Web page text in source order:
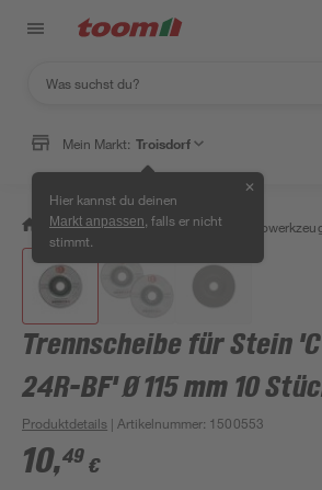
Mein Markt: Troisdorf
Hier kannst du deinen
Markt anpassen , falls er nicht
stimmt.
✕
/ Werkstatt & Maschinen /
Trennscheibe für Stein 'C
24R-BF' Ø 115 mm 10
Produktdetails | Artikelnummer: 1500553
10,49 €